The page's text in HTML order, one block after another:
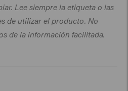
Coco-Glucoside, Glyceryl
Hydroxyethylcellulose,
Acrylates/C10-30 Alkyl
Disodium Phosphate, Benzyl
Lee siempre la etiqueta o las
de utilizar el producto. No
de la información facilitada.